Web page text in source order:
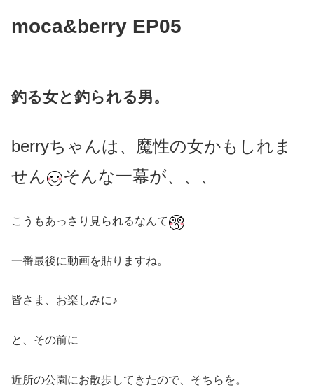
moca&berry EP05
釣る女と釣られる男。
berryちゃんは、魔性の女かもしれま
せん
そんな一幕が、、、
こうもあっさり見られるなんて
一番最後に動画を貼りますね。
皆さま、お楽しみに♪
と、その前に
近所の公園にお散歩してきたので、そちらを。